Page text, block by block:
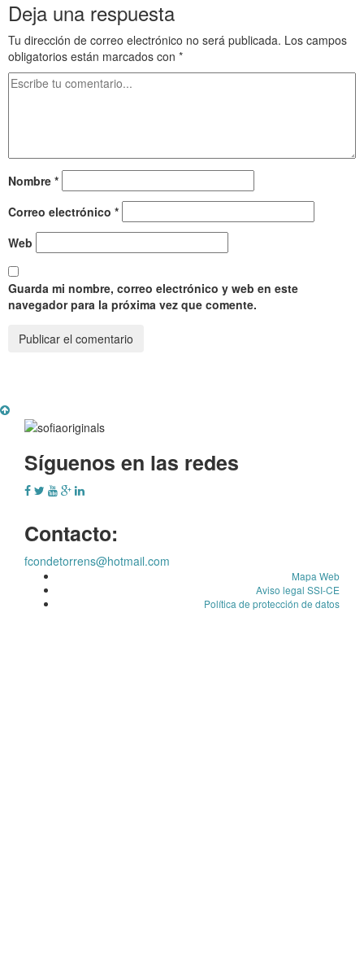
Deja una respuesta
Tu dirección de correo electrónico no será publicada. Los campos
obligatorios están marcados con *
Nombre *
Correo electrónico *
Web
Guarda mi nombre, correo electrónico y web en este
navegador para la próxima vez que comente.
Síguenos en las redes
Contacto:
fcondetorrens@hotmail.com
Mapa Web
Aviso legal SSI-CE
Política de protección de datos